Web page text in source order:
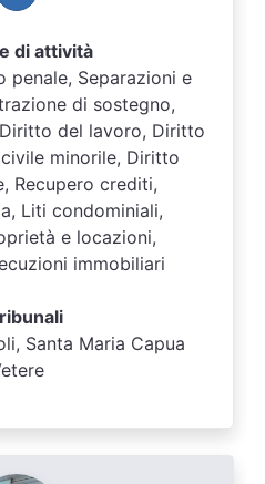
di attività
Separazioni e
di sostegno,
del lavoro, Diritto
minorile, Diritto
Recupero crediti,
Liti condominiali,
e locazioni,
immobiliari
Santa Maria Capua